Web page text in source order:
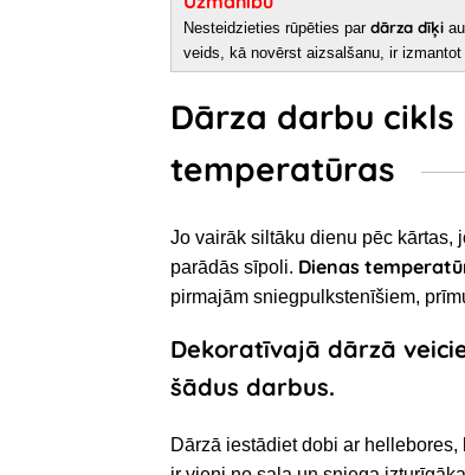
Nesteidzieties rūpēties pardārza dīķi
veids, kā novērst aizsalšanu, ir
Dārza darbu
temperatūras
Jo vairāk siltāku dienu pēc kārtas,
parādās sīpoli. Dienas
pirmajām sniegpulkstenīšiem,
Dekoratīvajā dārzā
šādus darbus.
Dārzā iestādiet dobi ar hellebores,